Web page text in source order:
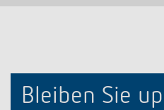
Bleiben Sie